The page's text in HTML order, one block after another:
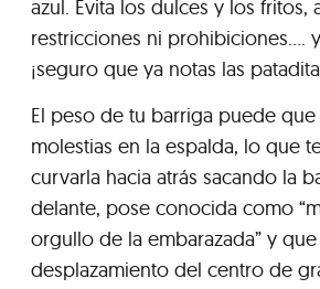
azul. Evita los dulces y los fritos,
restricciones ni prohibiciones....
¡seguro que ya notas las
El peso de tu barriga puede
molestias en la espalda, lo que
curvarla hacia atrás sacando la
delante, pose conocida como
orgullo de la embarazada” y
desplazamiento del centro de